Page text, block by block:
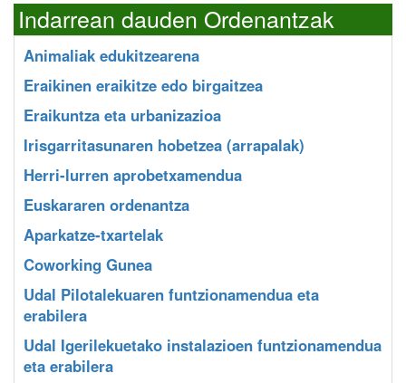
Indarrean dauden Ordenantzak
Animaliak edukitzearena
Eraikinen eraikitze edo birgaitzea
Eraikuntza eta urbanizazioa
Irisgarritasunaren hobetzea (arrapalak)
Herri-lurren aprobetxamendua
Euskararen ordenantza
Aparkatze-txartelak
Coworking Gunea
Udal Pilotalekuaren funtzionamendua eta
erabilera
Udal Igerilekuetako instalazioen funtzionamendua
eta erabilera